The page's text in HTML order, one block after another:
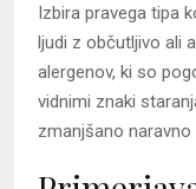
Izbira pravega tipa
ljudi z občutljivo ali
alergenov, ki so
vidnimi znaki
zmanjšano